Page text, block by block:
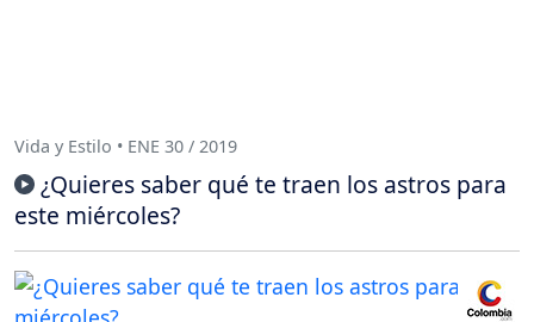
Vida y Estilo • ENE 30 / 2019
¿Quieres saber qué te traen los astros para
este miércoles?